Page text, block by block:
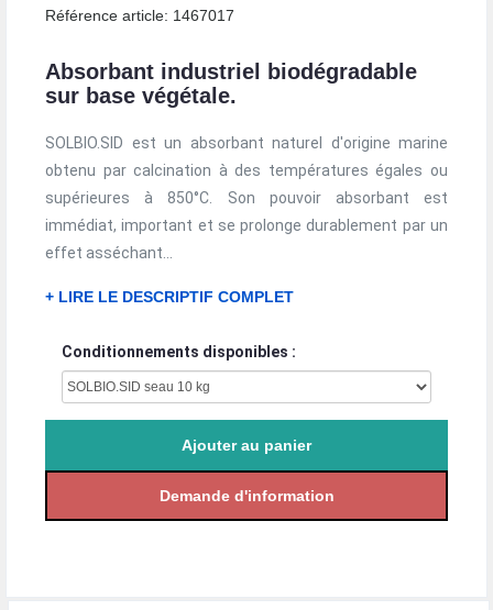
Référence article: 1467017
Absorbant industriel biodégradable
sur base végétale.
SOLBIO.SID est un absorbant naturel d'origine marine
obtenu par calcination à des températures égales ou
supérieures à 850°C. Son pouvoir absorbant est
immédiat, important et se prolonge durablement par un
effet asséchant...
+ LIRE LE DESCRIPTIF COMPLET
Conditionnements disponibles :